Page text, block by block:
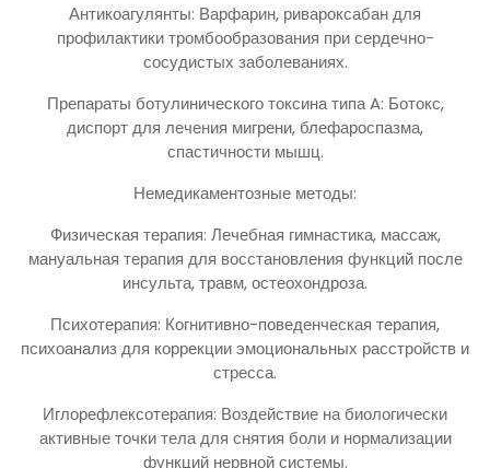
Антикоагулянты: Варфарин, ривароксабан для
профилактики тромбообразования при сердечно-
сосудистых заболеваниях.
Препараты ботулинического токсина типа A: Ботокс,
диспорт для лечения мигрени, блефароспазма,
спастичности мышц.
Немедикаментозные методы:
Физическая терапия: Лечебная гимнастика, массаж,
мануальная терапия для восстановления функций после
инсульта, травм, остеохондроза.
Психотерапия: Когнитивно-поведенческая терапия,
психоанализ для коррекции эмоциональных расстройств и
стресса.
Иглорефлексотерапия: Воздействие на биологически
активные точки тела для снятия боли и нормализации
функций нервной системы.